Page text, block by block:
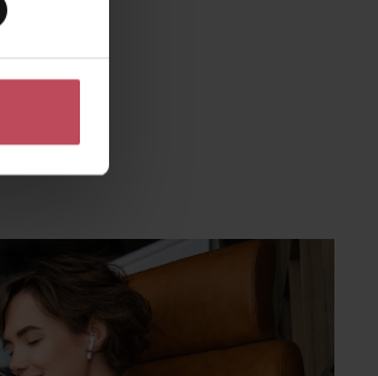
zu erhöhen oder zu